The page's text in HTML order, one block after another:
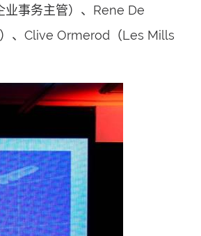
事务主管）、Rene De
、Clive Ormerod（Les Mills